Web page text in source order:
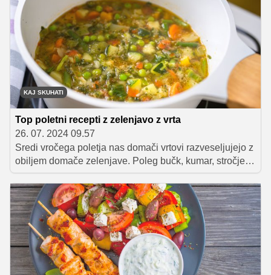
jedem z žara.
KAJ SKUHATI
Top poletni recepti z zelenjavo z vrta
26. 07. 2024 09.57
Sredi vročega poletja nas domači vrtovi razveseljujejo z
obiljem domače zelenjave. Poleg bučk, kumar, stročjega
fižola, graha, krompirja, blitve in paprike se začne tudi
sezona domačega paradižnika, iz zemlje pa pokuka tudi
že kakšen oranžen korenček. Če k obilici domače
zelenjave, ki jo pridelamo sami, prištejemo še kakšen
dar, ki nam ga pokloni soseda, mama, babica ali
prijateljica, imamo lahko kmalu hladilnik do vrha
napolnjen z domačo zelenjavo. Da slednja ne bi šla v
nič, smo za vas pripravili nekaj odličnih idej, kako jo